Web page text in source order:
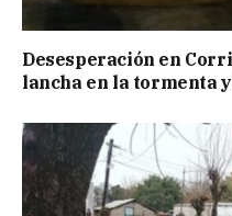
Desesperación en
lancha en la tormenta